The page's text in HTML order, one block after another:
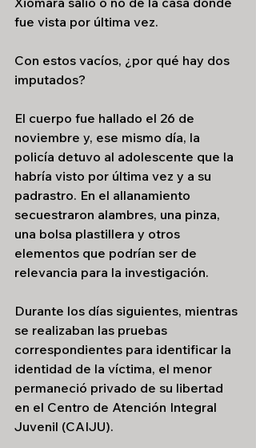
fue vista por última vez.
Con estos vacíos, ¿por qué hay dos
imputados?
El cuerpo fue hallado el 26 de
noviembre y, ese mismo día, la
policía detuvo al adolescente que la
habría visto por última vez y a su
padrastro. En el allanamiento
secuestraron alambres, una pinza,
una bolsa plastillera y otros
elementos que podrían ser de
relevancia para la investigación.
Durante los días siguientes, mientras
se realizaban las pruebas
correspondientes para identificar la
identidad de la víctima, el menor
permaneció privado de su libertad
en el Centro de Atención Integral
Juvenil (CAIJU).